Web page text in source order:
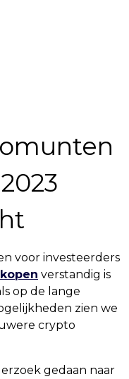
voor investeerders
verstandig is
op de lange
zien we
crypto
gedaan naar